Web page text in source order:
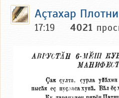
Аçтахар
17:19
4021